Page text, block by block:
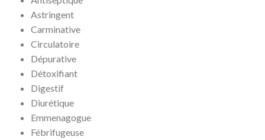
Astringent
Carminative
Circulatoire
Dépurative
Détoxifiant
Digestif
Diurétique
Emmenagogue
Fébrifugeuse